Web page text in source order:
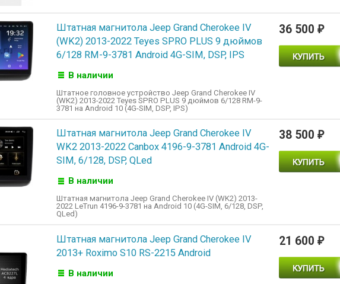
Штатная магнитола Jeep Grand Cherokee IV
(WK2) 2013-2022 Teyes SPRO PLUS 9 дюймов
6/128 RM-9-3781 Android 4G-SIM, DSP, IPS
В наличии
Штатное головное устройство Jeep Grand Cherokee IV
(WK2) 2013-2022 Teyes SPRO PLUS 9 дюймов 6/128 RM-9-
3781 на Android 10 (4G-SIM, DSP, IPS)
36 500 ₽
Штатная магнитола Jeep Grand Cherokee IV
WK2 2013-2022 Canbox 4196-9-3781 Android 4G-
SIM, 6/128, DSP, QLed
В наличии
Штатная магнитола Jeep Grand Cherokee IV (WK2) 2013-
2022 LeTrun 4196-9-3781 на Android 10 (4G-SIM, 6/128, DSP,
QLed)
38 500 ₽
Штатная магнитола Jeep Grand Cherokee IV
2013+ Roximo S10 RS-2215 Android
В наличии
21 600 ₽